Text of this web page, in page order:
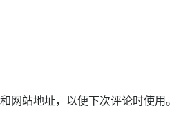
网站地址，以便下次评论时使用。